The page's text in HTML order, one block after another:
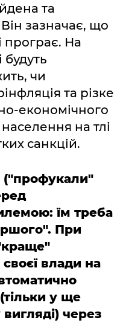
та
зазначає, що
програє. На
будуть
чи
та різке
економічного
на тлі
санкцій.
("профукали"
їм треба
При
влади на
у ще
через